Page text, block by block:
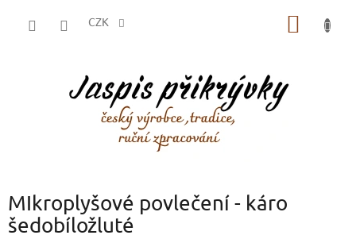
CZK
MIkroplyšové povlečení - káro
šedobíložluté